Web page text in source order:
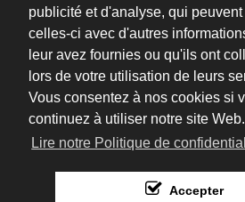
publicité et d'analyse, qui
celles-ci avec d'autres
leur avez fournies ou qu'ils ont
lors de votre utilisation de leurs
Vous consentez à nos cookies si
continuez à utiliser notre site Web.
Lire notre Politique de
Accepter
Email :
oriflam@oriflam.com
Du Lundi au Jeudi de 08h00 à 17h00